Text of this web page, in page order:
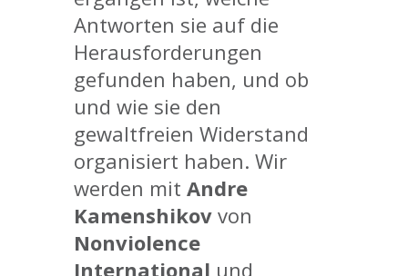
Antworten sie auf die
Herausforderungen
gefunden haben, und ob
und wie sie den
gewaltfreien Widerstand
organisiert haben. Wir
werden mit Andre
Kamenshikovvon
Nonviolence
International und